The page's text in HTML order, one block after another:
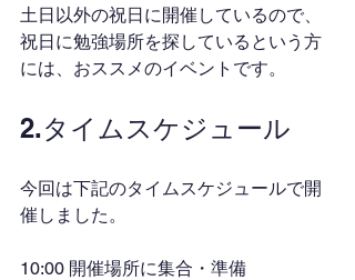
土日以外の祝日に開催しているので、
祝日に勉強場所を探しているという方
には、おススメのイベントです。
2.タイムスケジュール
今回は下記のタイムスケジュールで開
催しました。
10:00 開催場所に集合・準備